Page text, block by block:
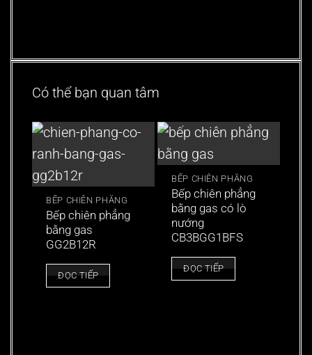
Có thể bạn quan tâm
BẾP CHIÊN PHẲNG
Bếp chiên phẳng
bằng gas
GG2B12R
ĐỌC TIẾP
BẾP CHIÊN PHẲNG
Bếp chiên phẳng
bằng gas có lò
nướng
CB3BGG1BFS
ĐỌC TIẾP